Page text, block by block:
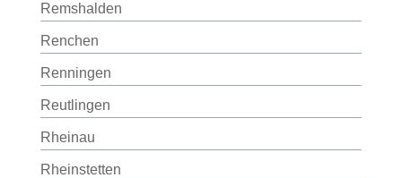
Remshalden
Renchen
Renningen
Reutlingen
Rheinau
Rheinstetten